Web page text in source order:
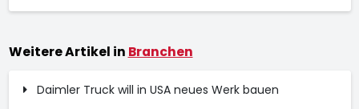
Weitere Artikel in Branchen
Daimler Truck will in USA neues Werk bauen